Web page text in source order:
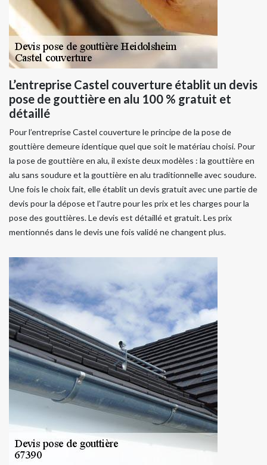
L’entreprise Castel couverture établit un devis
pose de gouttière en alu 100 % gratuit et
détaillé
Pour l’entreprise Castel couverture le principe de la pose de
gouttière demeure identique quel que soit le matériau choisi. Pour
la pose de gouttière en alu, il existe deux modèles : la gouttière en
alu sans soudure et la gouttière en alu traditionnelle avec soudure.
Une fois le choix fait, elle établit un devis gratuit avec une partie de
devis pour la dépose et l’autre pour les prix et les charges pour la
pose des gouttières. Le devis est détaillé et gratuit. Les prix
mentionnés dans le devis une fois validé ne changent plus.